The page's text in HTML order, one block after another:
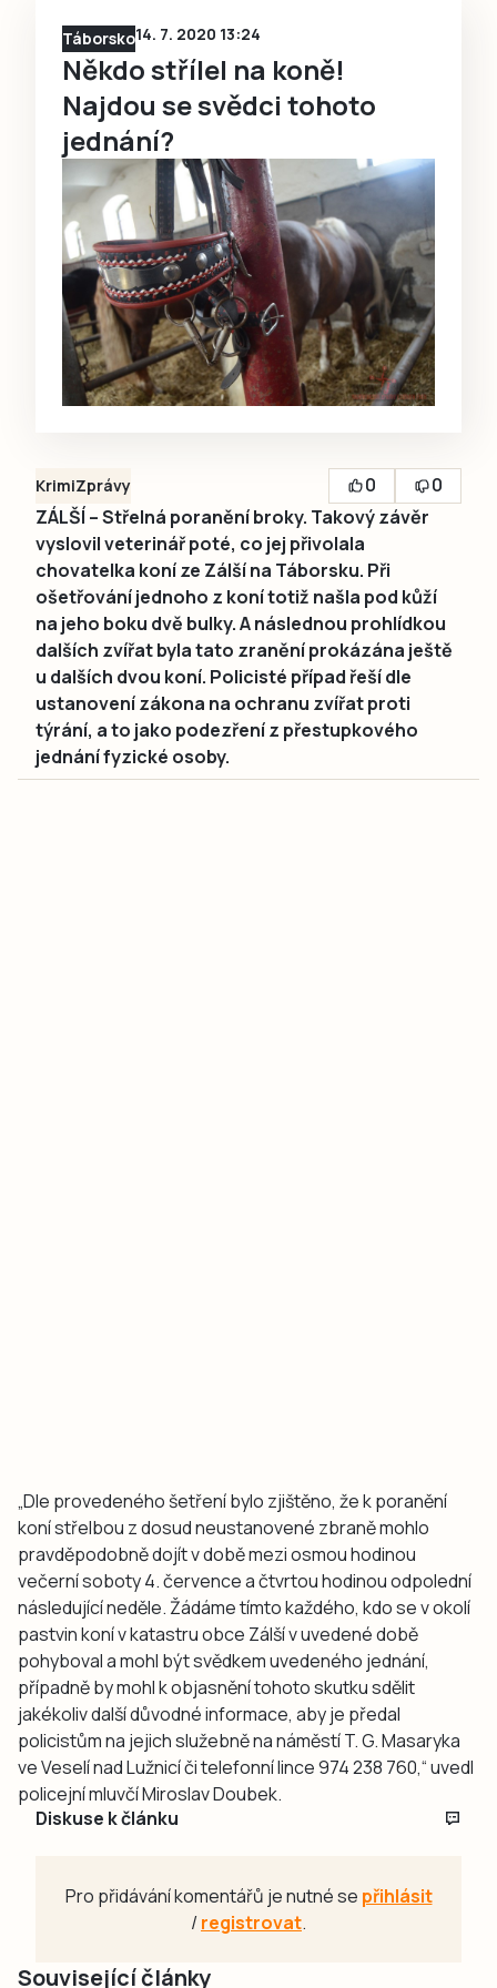
Táborsko14. 7. 2020 13:24
Někdo střílel na koně!
Najdou se svědci tohoto
jednání?
KrimiZprávy 0
0
ZÁLŠÍ – Střelná poranění broky. Takový závěr
vyslovil veterinář poté, co jej přivolala
chovatelka koní ze Zálší na Táborsku. Při
ošetřování jednoho z koní totiž našla pod kůží
na jeho boku dvě bulky. A následnou prohlídkou
dalších zvířat byla tato zranění prokázána ještě
u dalších dvou koní. Policisté případ řeší dle
ustanovení zákona na ochranu zvířat proti
týrání, a to jako podezření z přestupkového
jednání fyzické osoby.
„Dle provedeného šetření bylo zjištěno, že k poranění
koní střelbou z dosud neustanovené zbraně mohlo
pravděpodobně dojít v době mezi osmou hodinou
večerní soboty 4. července a čtvrtou hodinou odpolední
následující neděle. Žádáme tímto každého, kdo se v okolí
pastvin koní v katastru obce Zálší v uvedené době
pohyboval a mohl být svědkem uvedeného jednání,
případně by mohl k objasnění tohoto skutku sdělit
jakékoliv další důvodné informace, aby je předal
policistům na jejich služebně na náměstí T. G. Masaryka
ve Veselí nad Lužnicí či telefonní lince 974 238 760,“ uvedl
policejní mluvčí Miroslav Doubek.
Diskuse k článku
Pro přidávání komentářů je nutné se přihlásit
/registrovat.
Související články